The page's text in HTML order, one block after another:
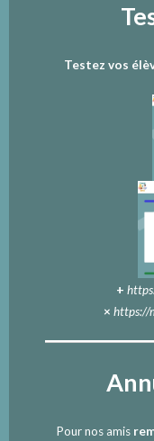
Testez vos
+
× https://
Pour nos amis